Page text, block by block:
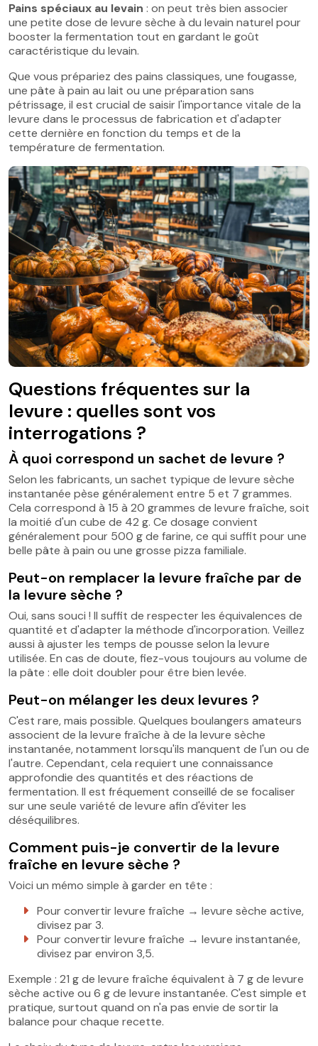
Pains spéciaux au levain : on peut très bien associer
une petite dose de levure sèche à du levain naturel pour
booster la fermentation tout en gardant le goût
caractéristique du levain.
Que vous prépariez des pains classiques, une fougasse,
une pâte à pain au lait ou une préparation sans
pétrissage, il est crucial de saisir l'importance vitale de la
levure dans le processus de fabrication et d'adapter
cette dernière en fonction du temps et de la
température de fermentation.
Questions fréquentes sur la
levure : quelles sont vos
interrogations ?
À quoi correspond un sachet de levure ?
Selon les fabricants, un sachet typique de levure sèche
instantanée pèse généralement entre 5 et 7 grammes.
Cela correspond à 15 à 20 grammes de levure fraîche, soit
la moitié d'un cube de 42 g. Ce dosage convient
généralement pour 500 g de farine, ce qui suffit pour une
belle pâte à pain ou une grosse pizza familiale.
Peut-on remplacer la levure fraîche par de
la levure sèche ?
Oui, sans souci ! Il suffit de respecter les équivalences de
quantité et d'adapter la méthode d'incorporation. Veillez
aussi à ajuster les temps de pousse selon la levure
utilisée. En cas de doute, fiez-vous toujours au volume de
la pâte : elle doit doubler pour être bien levée.
Peut-on mélanger les deux levures ?
C'est rare, mais possible. Quelques boulangers amateurs
associent de la levure fraîche à de la levure sèche
instantanée, notamment lorsqu'ils manquent de l'un ou de
l'autre. Cependant, cela requiert une connaissance
approfondie des quantités et des réactions de
fermentation. Il est fréquement conseillé de se focaliser
sur une seule variété de levure afin d'éviter les
déséquilibres.
Comment puis-je convertir de la levure
fraîche en levure sèche ?
Voici un mémo simple à garder en tête :
Pour convertir levure fraîche → levure sèche active,
divisez par 3.
Pour convertir levure fraîche → levure instantanée,
divisez par environ 3,5.
Exemple : 21 g de levure fraîche équivalent à 7 g de levure
sèche active ou 6 g de levure instantanée. C'est simple et
pratique, surtout quand on n'a pas envie de sortir la
balance pour chaque recette.